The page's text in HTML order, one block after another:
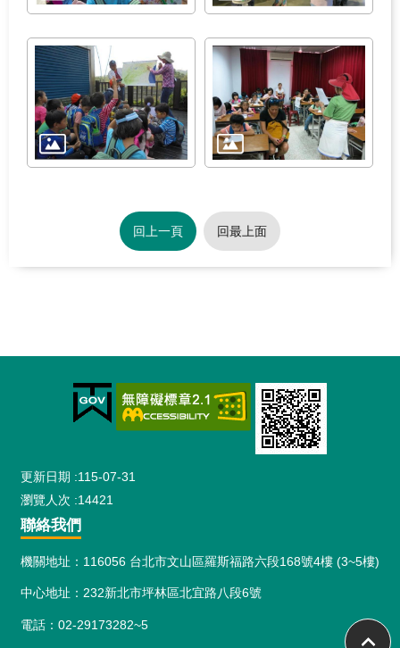
回上一頁 回最上面
更新日期
115-07-31
瀏覽人次
14421
聯絡我們
機關地址：116056 台北市文山區羅斯福路六段168號4樓 (3~5樓)
中心地址：232新北市坪林區北宜路八段6號
電話：02-29173282~5